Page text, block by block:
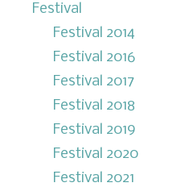
Festival
Festival 2014
Festival 2016
Festival 2017
Festival 2018
Festival 2019
Festival 2020
Festival 2021